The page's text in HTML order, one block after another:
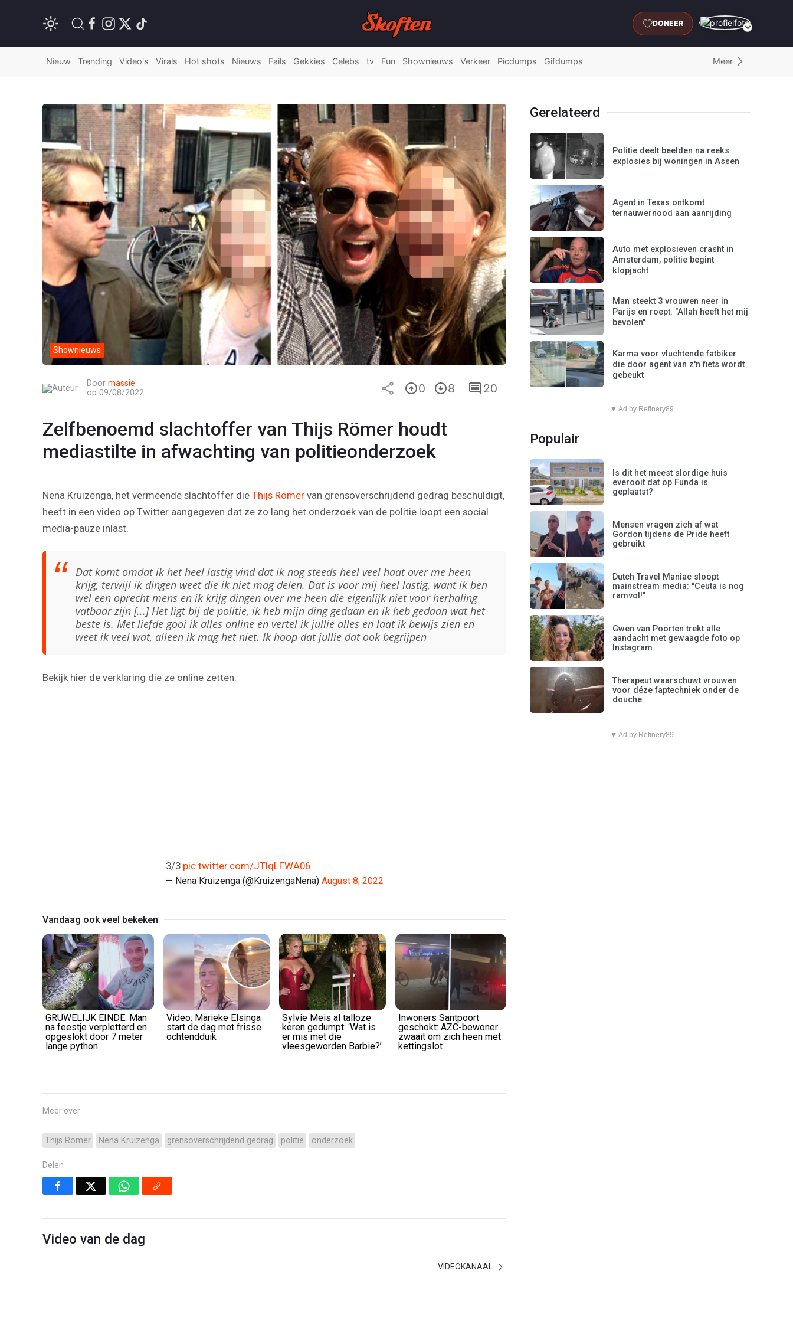
DONEER
Nieuw Trending Video's Virals Hot shots Nieuws Fails Gekkies Celebs tv Fun Shownieuws Verkeer Picdumps Gifdumps Meer
Shownieuws
Door massie
op 09/08/2022
0 8 20
Zelfbenoemd slachtoffer van Thijs Römer houdt
mediastilte in afwachting van politieonderzoek
Nena Kruizenga, het vermeende slachtoffer die Thijs Römer van grensoverschrijdend gedrag beschuldigt,
heeft in een video op Twitter aangegeven dat ze zo lang het onderzoek van de politie loopt een social
media-pauze inlast.
Dat komt omdat ik het heel lastig vind dat ik nog steeds heel veel haat over me heen
krijg, terwijl ik dingen weet die ik niet mag delen. Dat is voor mij heel lastig, want ik ben
wel een oprecht mens en ik krijg dingen over me heen die eigenlijk niet voor herhaling
vatbaar zijn [...] Het ligt bij de politie, ik heb mijn ding gedaan en ik heb gedaan wat het
beste is. Met liefde gooi ik alles online en vertel ik jullie alles en laat ik bewijs zien en
weet ik veel wat, alleen ik mag het niet. Ik hoop dat jullie dat ook begrijpen
Bekijk hier de verklaring die ze online zetten.
Video
3/3 pic.twitter.com/JTIqLFWA06
— Nena Kruizenga (@KruizengaNena) August 8, 2022
Vandaag ook veel bekeken
GRUWELIJK EINDE: Man
na feestje verpletterd en
opgeslokt door 7 meter
lange python
Video: Marieke Elsinga
start de dag met frisse
ochtendduik
Sylvie Meis al talloze
keren gedumpt: ‘Wat is
er mis met die
vleesgeworden Barbie?’
Inwoners Santpoort
geschokt: AZC-bewoner
zwaait om zich heen met
kettingslot
Meer over
Thijs Römer Nena Kruizenga grensoverschrijdend gedrag politie onderzoek
Delen
Video van de dag
VIDEOKANAAL
Gerelateerd
Politie deelt beelden na reeks
explosies bij woningen in Assen
Agent in Texas ontkomt
ternauwernood aan aanrijding
Auto met explosieven crasht in
Amsterdam, politie begint
klopjacht
Man steekt 3 vrouwen neer in
Parijs en roept: "Allah heeft het mij
bevolen"
Karma voor vluchtende fatbiker
die door agent van z'n fiets wordt
gebeukt
▼ Ad by Refinery89
Populair
Is dit het meest slordige huis
everooit dat op Funda is
geplaatst?
Mensen vragen zich af wat
Gordon tijdens de Pride heeft
gebruikt
Dutch Travel Maniac sloopt
mainstream media: "Ceuta is nog
ramvol!"
Gwen van Poorten trekt alle
aandacht met gewaagde foto op
Instagram
Therapeut waarschuwt vrouwen
voor déze faptechniek onder de
douche
▼ Ad by Refinery89